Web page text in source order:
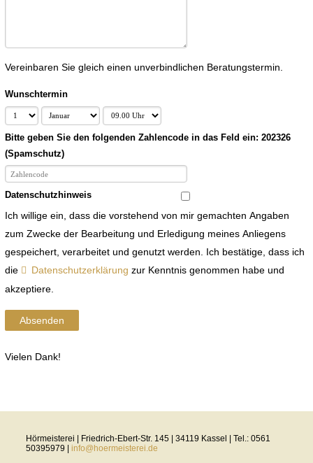
Vereinbaren Sie gleich einen unverbindlichen Beratungstermin.
Wunschtermin
Bitte geben Sie den folgenden Zahlencode in das Feld ein: 202326
(Spamschutz)
Datenschutzhinweis
Ich willige ein, dass die vorstehend von mir gemachten Angaben
zum Zwecke der Bearbeitung und Erledigung meines Anliegens
gespeichert, verarbeitet und genutzt werden. Ich bestätige, dass ich
die
Datenschutzerklärung zur Kenntnis genommen habe und
akzeptiere.
Absenden
Vielen Dank!
Hörmeisterei | Friedrich-Ebert-Str. 145 | 34119 Kassel | Tel.: 0561
50395979 |info@hoermeisterei.de